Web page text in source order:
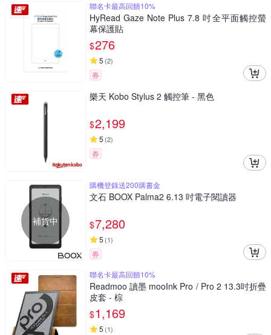
聯名卡最高回饋10%
HyRead Gaze Note Plus 7.8 吋全平面觸控螢
幕保護貼
$276
5 (2)
券
樂天 Kobo Stylus 2 觸控筆 - 黑色
$2,199
5 (2)
券
補貨中
購機登錄送200購書金
文石 BOOX Palma2 6.13 吋電子閱讀器
$7,280
5 (1)
券
聯名卡最高回饋10%
Readmoo 讀墨 mooInk Pro / Pro 2 13.3吋折疊
皮套 - 棕
$1,169
5 (1)